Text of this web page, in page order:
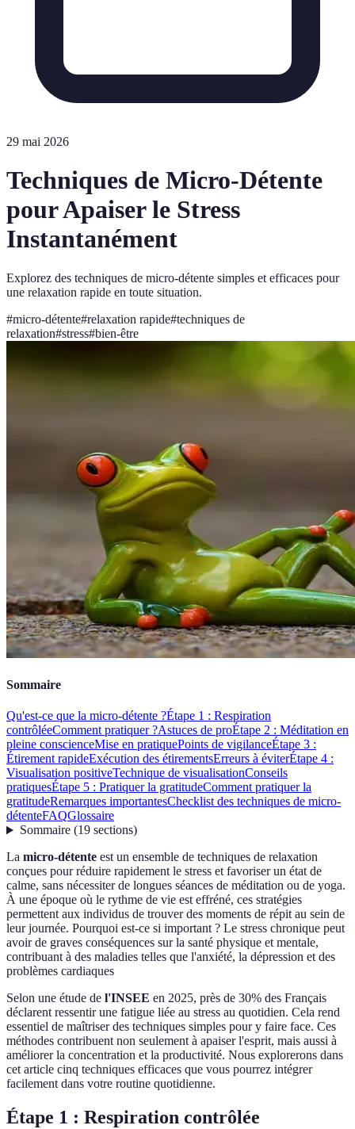
29 mai 2026
Techniques de Micro-Détente
pour Apaiser le Stress
Instantanément
Explorez des techniques de micro-détente simples et efficaces pour
une relaxation rapide en toute situation.
#micro-détente#relaxation rapide#techniques de
relaxation#stress#bien-être
Sommaire
Qu'est-ce que la micro-détente ?Étape 1 : Respiration
contrôléeComment pratiquer ?Astuces de proÉtape 2 : Méditation en
pleine conscienceMise en pratiquePoints de vigilanceÉtape 3 :
Étirement rapideExécution des étirementsErreurs à éviterÉtape 4 :
Visualisation positiveTechnique de visualisationConseils
pratiquesÉtape 5 : Pratiquer la gratitudeComment pratiquer la
gratitudeRemarques importantesChecklist des techniques de micro-
détenteFAQGlossaire
Sommaire(19 sections)
La micro-détente est un ensemble de techniques de relaxation
conçues pour réduire rapidement le stress et favoriser un état de
calme, sans nécessiter de longues séances de méditation ou de yoga.
À une époque où le rythme de vie est effréné, ces stratégies
permettent aux individus de trouver des moments de répit au sein de
leur journée. Pourquoi est-ce si important ? Le stress chronique peut
avoir de graves conséquences sur la santé physique et mentale,
contribuant à des maladies telles que l'anxiété, la dépression et des
problèmes cardiaques
Selon une étude de l'INSEE en 2025, près de 30% des Français
déclarent ressentir une fatigue liée au stress au quotidien. Cela rend
essentiel de maîtriser des techniques simples pour y faire face. Ces
méthodes contribuent non seulement à apaiser l'esprit, mais aussi à
améliorer la concentration et la productivité. Nous explorerons dans
cet article cinq techniques efficaces que vous pourrez intégrer
facilement dans votre routine quotidienne.
Étape 1 : Respiration contrôlée